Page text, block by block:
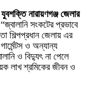
নারায়ণগঞ্জ জেলার
সংকটের প্রভাবে
শিল্পপ্রধান জেলায় এর
ও অন্যান্য
ও বিদ্যুৎ না পেলে
লাখ শ্রমিকের জীবন ও